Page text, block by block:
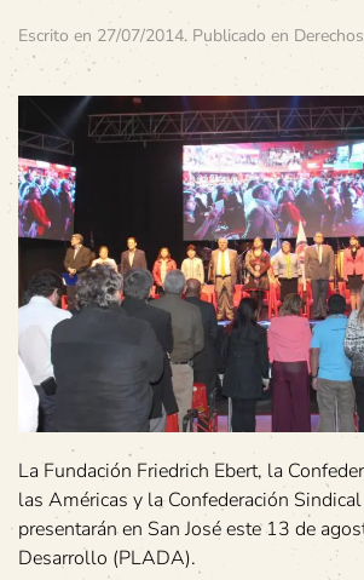
Escrito en 27/07/2014. Publicado en Derechos
La Fundación Friedrich Ebert, la
las Américas y la Confederación
presentarán en San José este 13 de
Desarrollo (PLADA).